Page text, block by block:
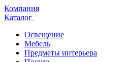
Компания
Каталог
Освещение
Мебель
Предметы интерьера